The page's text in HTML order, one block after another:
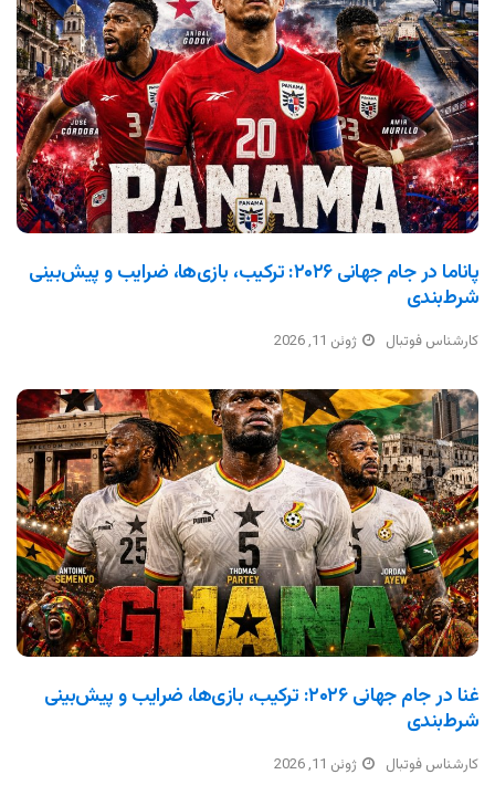
پاناما در جام جهانی ۲۰۲۶: ترکیب، بازی‌ها، ضرایب و پیش‌بینی
شرط‌بندی
کارشناس فوتبال ژوئن 11, 2026
غنا در جام جهانی ۲۰۲۶: ترکیب، بازی‌ها، ضرایب و پیش‌بینی
شرط‌بندی
کارشناس فوتبال ژوئن 11, 2026